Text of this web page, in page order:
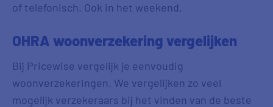
of telefonisch. Ook in het weekend.
OHRA woonverzekering vergelijken
Bij Pricewise vergelijk je eenvoudig
woonverzekeringen. We vergelijken zo veel
mogelijk verzekeraars bij het vinden van de beste